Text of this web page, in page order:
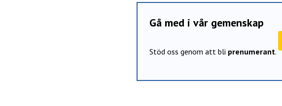
Gå med i vår gemenskap
Stöd oss genom att bli prenumerant.